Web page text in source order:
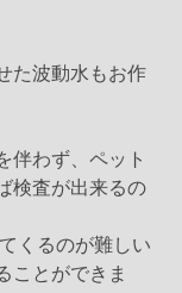
た波動水もお作
伴わず、ペット
検査が出来るの
くるのが難しい
ことができま